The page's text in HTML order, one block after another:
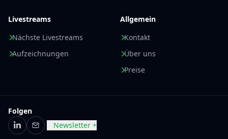
Livestreams
Nächste Livestreams
Aufzeichnungen
Allgemein
Kontakt
Über uns
Preise
Folgen
LinkedIn
E-MailNewsletter +